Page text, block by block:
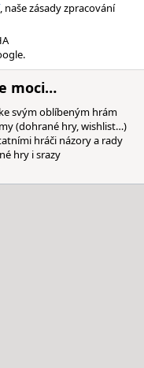
, naše zásady zpracování
moci…
svým oblíbeným hrám
(dohrané hry, wishlist…)
hráči názory a rady
hry i srazy